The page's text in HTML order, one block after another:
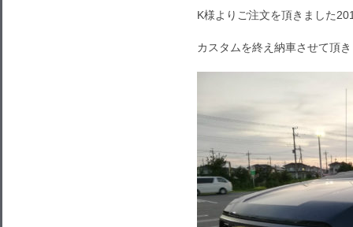
K様よりご注文を頂きました
カスタムを終え納車させて頂